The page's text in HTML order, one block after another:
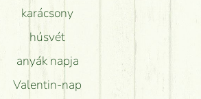
karácsony
húsvét
anyák napja
Valentin-nap